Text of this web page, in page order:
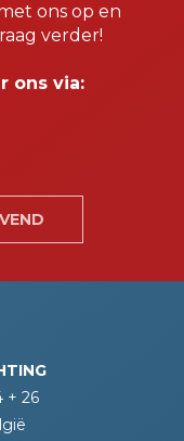
ons op en
verder!
ons via:
+ 26